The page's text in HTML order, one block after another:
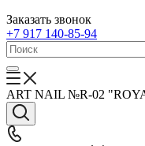
Заказать звонок
+7 917 140-85-94
ART NAIL №R-02